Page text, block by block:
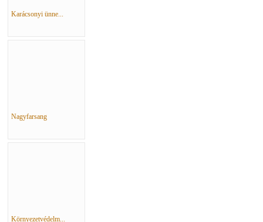
Karácsonyi ünne...
Nagyfarsang
Környezetvédelm...